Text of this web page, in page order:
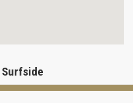
Surfside